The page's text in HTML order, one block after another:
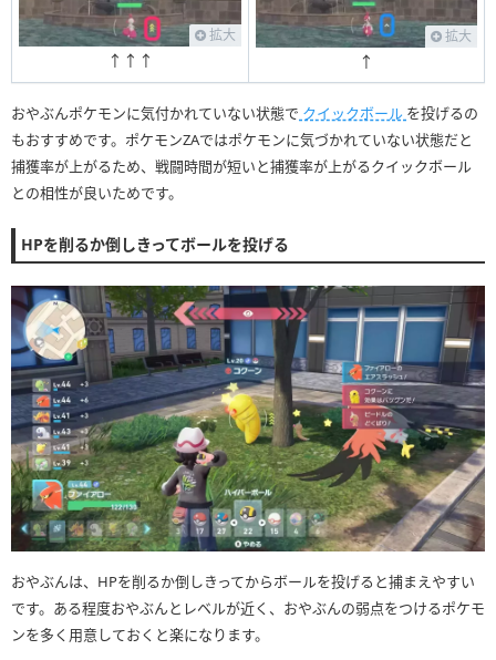
拡大
↑↑↑
拡大
↑
おやぶんポケモンに気付かれていない状態で クイックボール を投げるの
もおすすめです。ポケモンZAではポケモンに気づかれていない状態だと
捕獲率が上がるため、戦闘時間が短いと捕獲率が上がるクイックボール
との相性が良いためです。
HPを削るか倒しきってボールを投げる
おやぶんは、HPを削るか倒しきってからボールを投げると捕まえやすい
です。ある程度おやぶんとレベルが近く、おやぶんの弱点をつけるポケモ
ンを多く用意しておくと楽になります。